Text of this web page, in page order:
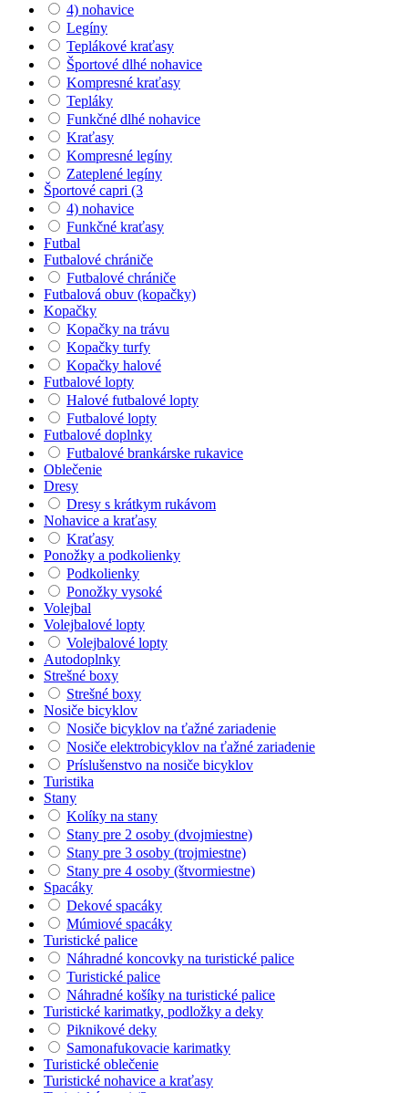
4) nohavice
Legíny
Teplákové kraťasy
Športové dlhé nohavice
Kompresné kraťasy
Tepláky
Funkčné dlhé nohavice
Kraťasy
Kompresné legíny
Zateplené legíny
Športové capri (3
4) nohavice
Funkčné kraťasy
Futbal
Futbalové chrániče
Futbalové chrániče
Futbalová obuv (kopačky)
Kopačky
Kopačky na trávu
Kopačky turfy
Kopačky halové
Futbalové lopty
Halové futbalové lopty
Futbalové lopty
Futbalové doplnky
Futbalové brankárske rukavice
Oblečenie
Dresy
Dresy s krátkym rukávom
Nohavice a kraťasy
Kraťasy
Ponožky a podkolienky
Podkolienky
Ponožky vysoké
Volejbal
Volejbalové lopty
Volejbalové lopty
Autodoplnky
Strešné boxy
Strešné boxy
Nosiče bicyklov
Nosiče bicyklov na ťažné zariadenie
Nosiče elektrobicyklov na ťažné zariadenie
Príslušenstvo na nosiče bicyklov
Turistika
Stany
Kolíky na stany
Stany pre 2 osoby (dvojmiestne)
Stany pre 3 osoby (trojmiestne)
Stany pre 4 osoby (štvormiestne)
Spacáky
Dekové spacáky
Múmiové spacáky
Turistické palice
Náhradné koncovky na turistické palice
Turistické palice
Náhradné košíky na turistické palice
Turistické karimatky, podložky a deky
Piknikové deky
Samonafukovacie karimatky
Turistické oblečenie
Turistické nohavice a kraťasy